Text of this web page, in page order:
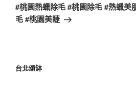
#桃園熱蠟除毛 #桃園除毛 #熱蠟美
毛 #桃園美睫
台北頌缽